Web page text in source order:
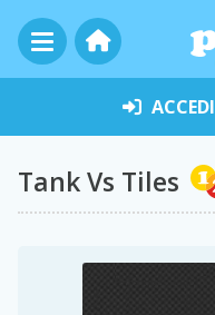
ACCEDI
Tank Vs Tiles